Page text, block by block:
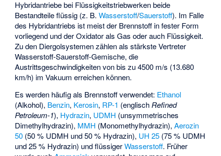
Hybridantriebe bei Flüssigkeitstriebwerken beide
Bestandteile flüssig (z. B.Wasserstoff/Sauerstoff). Im Falle
des Hybridantriebs ist meist der Brennstoff in fester Form
vorliegend und der Oxidator als Gas oder auch Flüssigkeit.
Zu den Diergolsystemen zählen als stärkste Vertreter
Wasserstoff-Sauerstoff-Gemische, die
Austrittsgeschwindigkeiten von bis zu 4500 m/s (13.680
km/h) im Vakuum erreichen können.
Es werden häufig als Brennstoff verwendet: Ethanol
(Alkohol), Benzin, Kerosin, RP-1 (englisch Refined
Petroleum-1), Hydrazin, UDMH (unsymmetrisches
Dimethylhydrazin), MMH (Monomethylhydrazin),Aerozin
50 (50 % UDMH und 50 % Hydrazin), UH 25 (75 % UDMH
und 25 % Hydrazin) und flüssigerWasserstoff. Früher